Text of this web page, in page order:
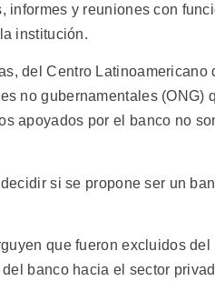
informes y reuniones con
institución.
del Centro
no gubernamentales (ONG)
apoyados por el banco no
si se propone ser un
que fueron excluidos
banco hacia el sector